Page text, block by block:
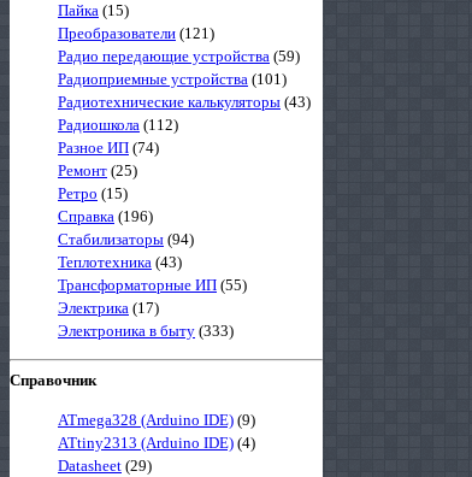
Пайка (15)
Преобразователи (121)
Радио передающие устройства (59)
Радиоприемные устройства (101)
Радиотехнические калькуляторы (43)
Радиошкола (112)
Разное ИП (74)
Ремонт (25)
Ретро (15)
Справка (196)
Стабилизаторы (94)
Теплотехника (43)
Трансформаторные ИП (55)
Электрика (17)
Электроника в быту (333)
Справочник
ATmega328 (Arduino IDE) (9)
ATtiny2313 (Arduino IDE) (4)
Datasheet (29)